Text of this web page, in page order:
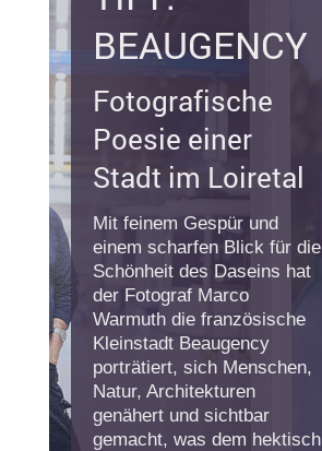
BEAUGENCY
Fotografische
Poesie einer
Stadt im Loiretal
Mit feinem Gespür und
einem scharfen Blick für die
Schönheit des Daseins hat
der Fotograf Marco
Warmuth die französische
Kleinstadt Beaugency
porträtiert, sich Menschen,
Natur, Architekturen
genähert und sichtbar
gemacht, was dem hektisch